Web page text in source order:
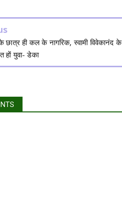
ही कल के नागरिक, स्वामी विवेकानंद के
हों युवा- डेका